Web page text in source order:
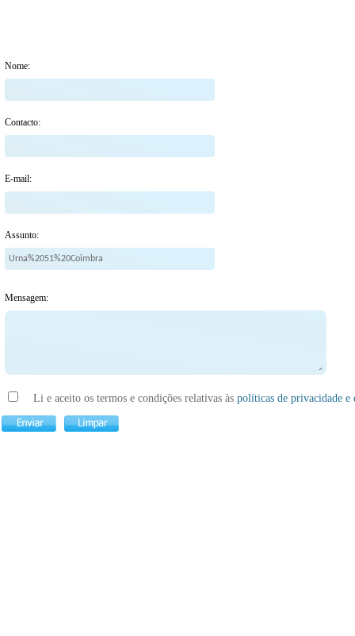
Nome:
Contacto:
E-mail:
Assunto:
Mensagem:
Li e aceito os termos e condições relativas às políticas de privacidade e